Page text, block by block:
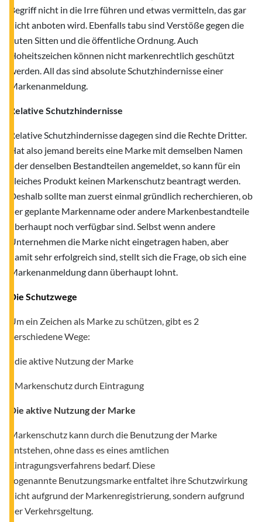
Begriff nicht in die Irre führen und etwas vermitteln, das gar
nicht anboten wird. Ebenfalls tabu sind Verstöße gegen die
guten Sitten und die öffentliche Ordnung. Auch
Hoheitszeichen können nicht markenrechtlich geschützt
werden. All das sind absolute Schutzhindernisse einer
Markenanmeldung.
Relative Schutzhindernisse
Relative Schutzhindernisse dagegen sind die Rechte Dritter.
Hat also jemand bereits eine Marke mit demselben Namen
oder denselben Bestandteilen angemeldet, so kann für ein
gleiches Produkt keinen Markenschutz beantragt werden.
Deshalb sollte man zuerst einmal gründlich recherchieren, ob
der geplante Markenname oder andere Markenbestandteile
überhaupt noch verfügbar sind. Selbst wenn andere
Unternehmen die Marke nicht eingetragen haben, aber
damit sehr erfolgreich sind, stellt sich die Frage, ob sich eine
Markenanmeldung dann überhaupt lohnt.
Die Schutzwege
Um ein Zeichen als Marke zu schützen, gibt es 2
verschiedene Wege:
- die aktive Nutzung der Marke
- Markenschutz durch Eintragung
Die aktive Nutzung der Marke
Markenschutz kann durch die Benutzung der Marke
entstehen, ohne dass es eines amtlichen
Eintragungsverfahrens bedarf. Diese
sogenannte Benutzungsmarke entfaltet ihre Schutzwirkung
nicht aufgrund der Markenregistrierung, sondern aufgrund
der Verkehrsgeltung.